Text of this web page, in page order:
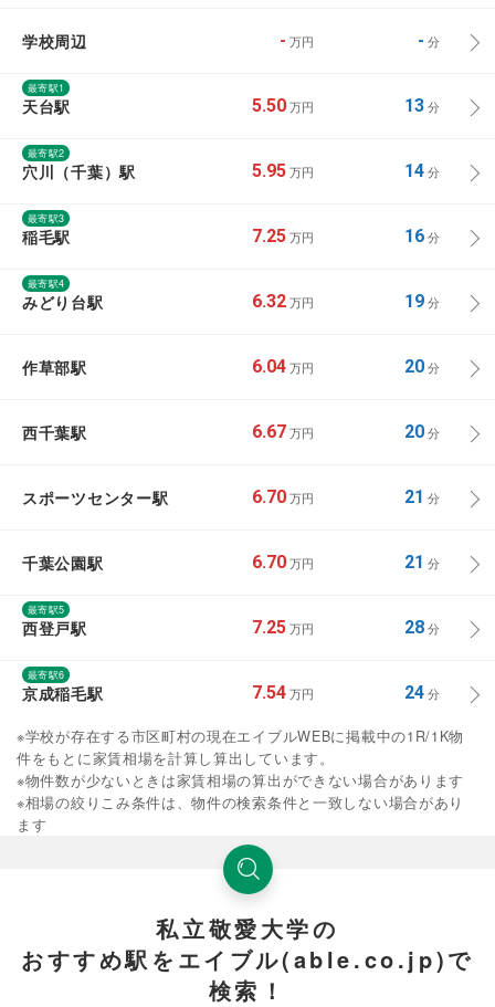
学校周辺 - 万円 - 分
最寄駅1
天台駅 5.50 万円 13分
最寄駅2
穴川（千葉）駅 5.95 万円 14分
最寄駅3
稲毛駅 7.25 万円 16分
最寄駅4
みどり台駅 6.32 万円 19分
作草部駅 6.04 万円 20分
西千葉駅 6.67 万円 20分
スポーツセンター駅 6.70 万円 21 分
千葉公園駅 6.70 万円 21 分
最寄駅5
西登戸駅 7.25 万円 28分
最寄駅6
京成稲毛駅 7.54 万円 24分
※学校が存在する市区町村の現在エイブルWEBに掲載中の1R/1K物
件をもとに家賃相場を計算し算出しています。
※物件数が少ないときは家賃相場の算出ができない場合があります
※相場の絞りこみ条件は、物件の検索条件と一致しない場合があり
ます
私立敬愛大学の
おすすめ駅をエイブル(able.co.jp)で
検索！